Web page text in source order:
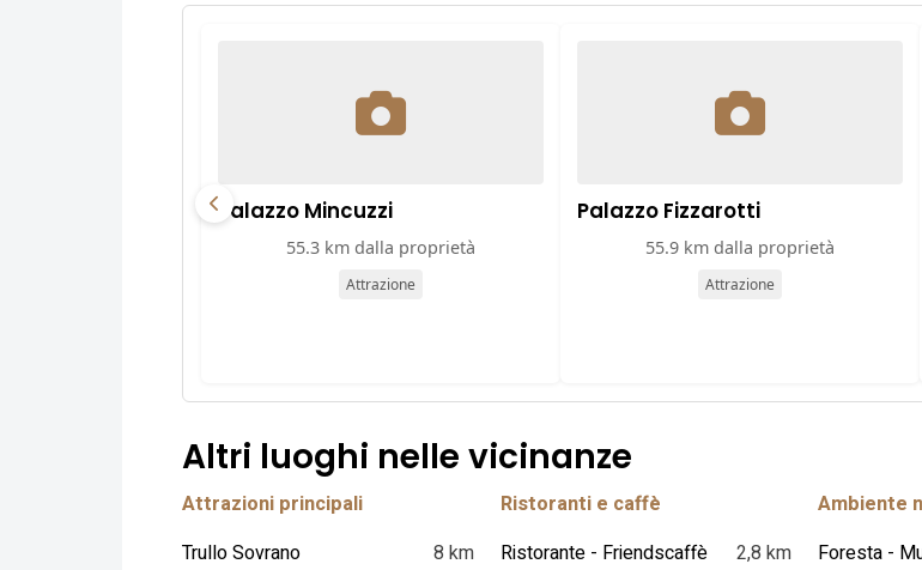
Palazzo Mincuzzi
55.3 km dalla proprietà
Attrazione
Palazzo Fizzarotti
55.9 km dalla proprietà
Attrazione
Altri luoghi nelle vicinanze
Attrazioni principali
Trullo Sovrano
8 km
Ristoranti e caffè
Ristorante - Friendscaffè
2,8 km
Ambiente
Foresta -